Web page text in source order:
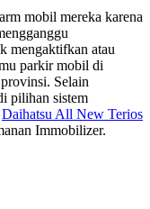
mobil mereka karena
mengaktifkan atau
parkir mobil di
Selain
pilihan sistem
Daihatsu All New Terios
Immobilizer.